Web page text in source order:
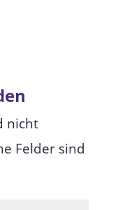
nicht
Felder sind